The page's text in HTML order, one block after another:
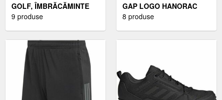
GOLF, ÎMBRĂCĂMINTE
GOLF, TRICOURI POLO
9 produse
GAP LOGO HANORAC
PENTRU FETE, GRI,
8 produse